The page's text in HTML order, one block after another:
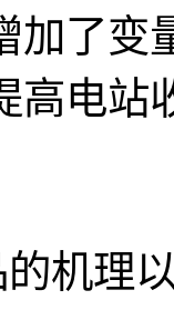
加了变
高电站
机理以